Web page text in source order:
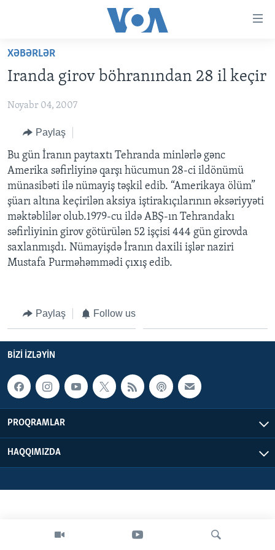
Skip
main
Skip
Navigation
Skip
to
Search
ANA SƏHİFƏ
PROQRAMLAR
AMERIKA İCMALI
DÜNYAYA BAXIŞ
FAKTLAR NƏ DEYIR?
AZƏRBAYCAN
DÜNYA
UKRAYNA BÖHRANI
İSRAIL-HƏMAS MÜNAQIŞƏSI
ABŞ
ABŞ SEÇKILƏRI 2024
İRAN AZƏRBAYCANI
VIDEOLAR
MEDIA AZADLIĞI
BAŞ MƏQALƏ
BIZI IZLƏYIN
XƏBƏRLƏR
Iranda girov böhranından 28 il keçir
Noyabr 04, 2007
Paylaş
Bu gün İranın paytaxtı Tehranda minlərlə gənc
Amerika səfirliyinə qarşı hücumun 28-ci ildönümü
münasibəti ilə nümayiş təşkil edib. “Amerikaya ölüm”
şüarı altına keçirilən aksiya iştirakıçılarının əksəriyyəti
məktəblilər olub.1979-cu ildə ABŞ-ın Tehrandakı
səfirliyinin girov götürülən 52 işçisi 444 gün girovda
saxlanmışdı. Nümayişdə İranın daxili işlər naziri
Mustafa Purməhəmmədi çıxış edib.
Paylaş Follow us
BIZI IZLƏYIN
PROQRAMLAR
HAQQIMIZDA